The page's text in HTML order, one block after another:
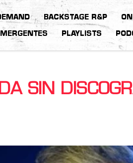
BACKSTAGE R&P
PLAYLISTS
SIN